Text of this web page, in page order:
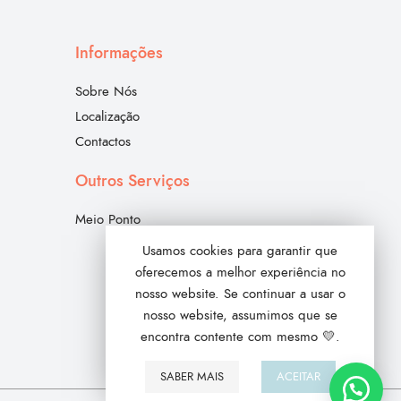
Informações
Sobre Nós
Localização
Contactos
Outros Serviços
Meio Ponto
Usamos cookies para garantir que
oferecemos a melhor experiência no
nosso website. Se continuar a usar o
nosso website, assumimos que se
encontra contente com mesmo 💛.
SABER MAIS ACEITAR